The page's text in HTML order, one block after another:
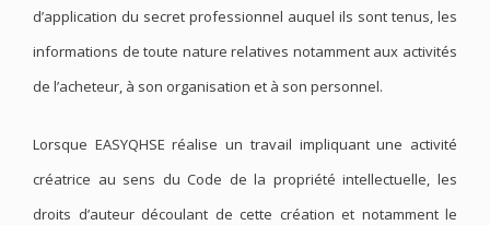
d’application du secret professionnel auquel ils sont tenus, les
informations de toute nature relatives notamment aux activités
de l’acheteur, à son organisation et à son personnel.
Lorsque EASYQHSE réalise un travail impliquant une activité
créatrice au sens du Code de la propriété intellectuelle, les
droits d’auteur découlant de cette création et notamment le